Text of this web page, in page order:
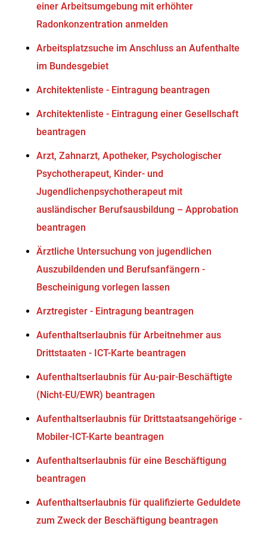
einer Arbeitsumgebung mit erhöhter
Radonkonzentration anmelden
Arbeitsplatzsuche im Anschluss an Aufenthalte
im Bundesgebiet
Architektenliste - Eintragung beantragen
Architektenliste - Eintragung einer Gesellschaft
beantragen
Arzt, Zahnarzt, Apotheker, Psychologischer
Psychotherapeut, Kinder- und
Jugendlichenpsychotherapeut mit
ausländischer Berufsausbildung – Approbation
beantragen
Ärztliche Untersuchung von jugendlichen
Auszubildenden und Berufsanfängern -
Bescheinigung vorlegen lassen
Arztregister - Eintragung beantragen
Aufenthaltserlaubnis für Arbeitnehmer aus
Drittstaaten - ICT-Karte beantragen
Aufenthaltserlaubnis für Au-pair-Beschäftigte
(Nicht-EU/EWR) beantragen
Aufenthaltserlaubnis für Drittstaatsangehörige -
Mobiler-ICT-Karte beantragen
Aufenthaltserlaubnis für eine Beschäftigung
beantragen
Aufenthaltserlaubnis für qualifizierte Geduldete
zum Zweck der Beschäftigung beantragen